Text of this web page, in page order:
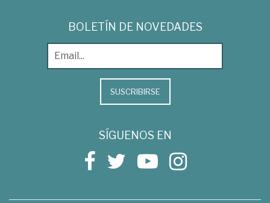
BOLETÍN DE NOVEDADES
SUSCRIBIRSE
SÍGUENOS EN